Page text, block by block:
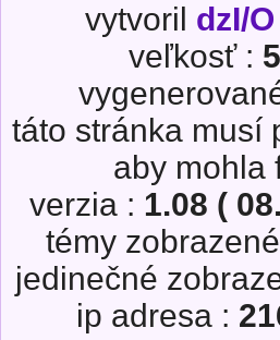
vytvoril dzI/O
veľkosť :
táto stránka musí
aby mohla
verzia : 1.08 (
témy
jedinečné
ip adresa :